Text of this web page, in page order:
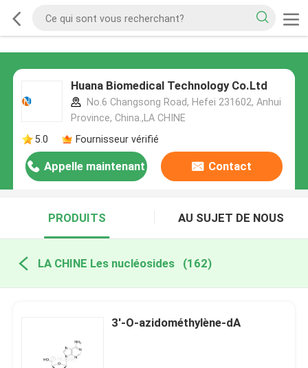
Huana Biomedical Technology Co.Ltd
No.6 Changsong Road, Hefei 231602, Anhui
Province, China.,LA CHINE
5.0
Fournisseur vérifié
Appelle maintenant Contact
PRODUITS AU SUJET DE NOUS
LA CHINE Les nucléosides (162)
3'-O-azidométhylène-dA